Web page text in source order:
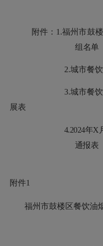
附件： 1.福州市鼓
组名单
2.城市餐
3.城市餐饮
展表
4.2024年X
通报表
附件1
福州市鼓楼区餐饮油